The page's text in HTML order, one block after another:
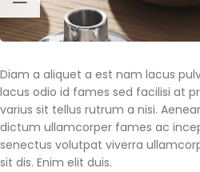
Diam a aliquet a est nam lacus
lacus odio id fames sed facilisi at
varius sit tellus rutrum a nisi.
dictum ullamcorper fames ac
senectus volutpat viverra
sit dis. Enim elit duis.